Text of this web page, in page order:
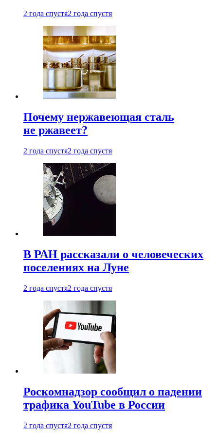
2 года спустя2 года спустя
Почему нержавеющая сталь
не ржавеет?
2 года спустя2 года спустя
В РАН рассказали о человеческих
поселениях на Луне
2 года спустя2 года спустя
Роскомнадзор сообщил о падении
трафика YouTube в России
2 года спустя2 года спустя